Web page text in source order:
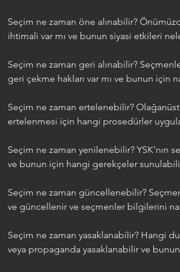
Seçim ne zaman öne alınabilir?
ihtimali var mı ve bunun siyasi etkileri
Seçim ne zaman geri alınabilir?
geri çekme hakları var mı ve bunun için
Seçim ne zaman ertelenebilir?
ertelenmesi için hangi prosedürler
Seçim ne zaman yenilenebilir? YSK'nın
ve bunun için hangi gerekçeler
Seçim ne zaman güncellenebilir?
ve güncellenir ve seçmenler bilgilerini
Seçim ne zaman yasaklanabilir? Hangi
veya propaganda yasaklanabilir ve